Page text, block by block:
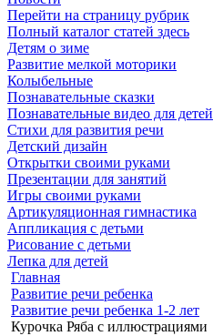
Перейти на страницу рубрик
Полный каталог статей здесь
Детям о зиме
Развитие мелкой моторики
Колыбельные
Познавательные сказки
Познавательные видео для детей
Стихи для развития речи
Детский дизайн
Открытки своими руками
Презентации для занятий
Игры своими руками
Артикуляционная гимнастика
Аппликация с детьми
Рисование с детьми
Лепка для детей
Главная
Развитие речи ребенка
Развитие речи ребенка 1-2 лет
Курочка Ряба с иллюстрациями